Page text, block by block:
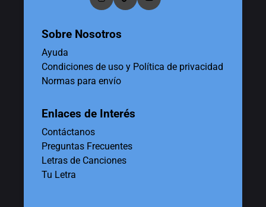
Sobre Nosotros
Ayuda
Condiciones de uso y Política de privacidad
Normas para envío
Enlaces de Interés
Contáctanos
Preguntas Frecuentes
Letras de Canciones
Tu Letra